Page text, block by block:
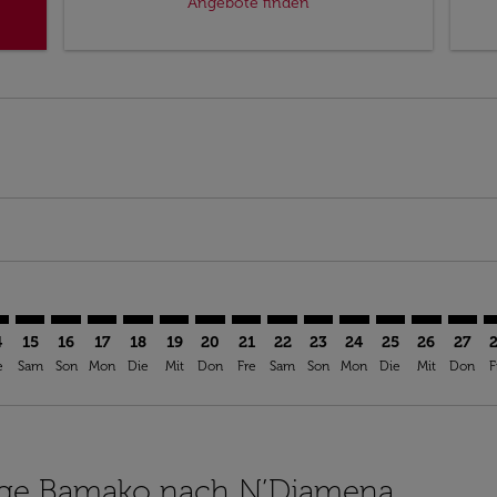
15
Sam
16
Son
17
Mon
18
Die
19
Mit
BKO–NDJ: cmp-view-offers-
20
Don
BKO–NDJ: cmp-view-offers-
21
Fre
BKO–NDJ: cmp-view-
22
Sam
BKO–NDJ: cmp-view-
23
Son
BKO–NDJ: cmp-
24
Mon
BKO–NDJ:
25
Die
26
Mit
27
Don